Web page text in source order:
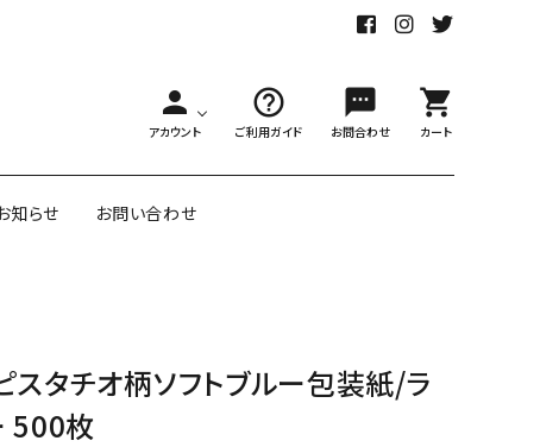
person
アカウント
help_outline
ご利用ガイド
sms
お問合わせ
shopping_cart
カート
受注生産
包装紙
知らせ お問い合わせ
スタチオ柄ソフトブルー包装紙/ラ
500枚